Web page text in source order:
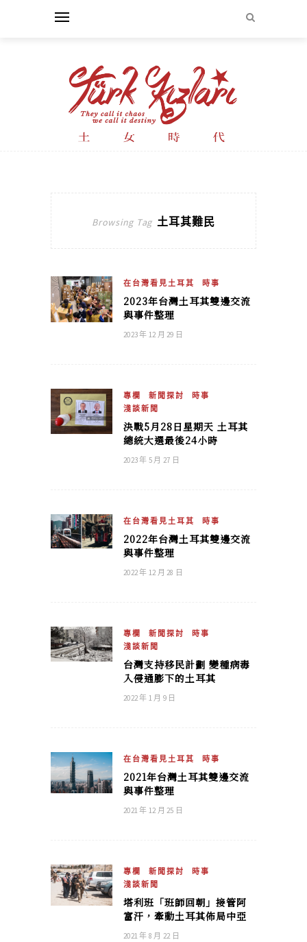
Browsing Tag 土耳其難民
在台灣看見土耳其 時事
2023年台灣土耳其雙邊交流
與事件整理
2023 年 12 月 29 日
專欄 新聞探討
時事
淺談新聞
決戰5月28日星期天 土耳其
總統大選最後24小時
2023 年 5 月 27 日
在台灣看見土耳其 時事
2022年台灣土耳其雙邊交流
與事件整理
2022 年 12 月 28 日
專欄 新聞探討
時事
淺談新聞
台灣支持移民計劃 變種病毒
入侵通膨下的土耳其
2022 年 1 月 9 日
在台灣看見土耳其 時事
2021年台灣土耳其雙邊交流
與事件整理
2021 年 12 月 25 日
專欄 新聞探討
時事
淺談新聞
塔利班「班師回朝」接管阿
富汗，牽動土耳其佈局中亞
2021 年 8 月 22 日